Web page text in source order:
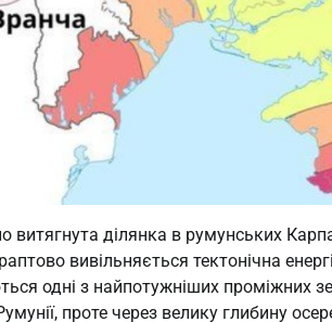
ділянка в румунських
вивільняється тектонічна
одні з найпотужніших проміжних
проте через велику глибину